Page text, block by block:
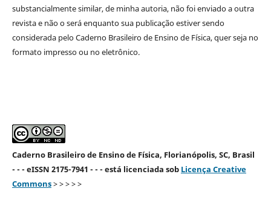
substancialmente similar, de minha autoria, não foi enviado a outra
revista e não o será enquanto sua publicação estiver sendo
considerada pelo Caderno Brasileiro de Ensino de Física, quer seja no
formato impresso ou no eletrônico.
Caderno Brasileiro de Ensino de Física, Florianópolis, SC, Brasil
- - - eISSN 2175-7941 - - - está licenciada sob Licença Creative
Commons> > > > >